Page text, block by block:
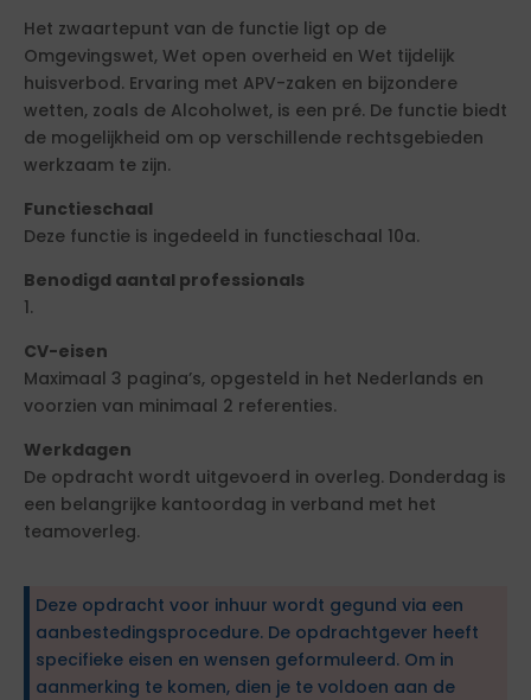
Het zwaartepunt van de functie ligt op de
Omgevingswet, Wet open overheid en Wet tijdelijk
huisverbod. Ervaring met APV-zaken en bijzondere
wetten, zoals de Alcoholwet, is een pré. De functie biedt
de mogelijkheid om op verschillende rechtsgebieden
werkzaam te zijn.
Functieschaal
Deze functie is ingedeeld in functieschaal 10a.
Benodigd aantal professionals
1.
CV-eisen
Maximaal 3 pagina’s, opgesteld in het Nederlands en
voorzien van minimaal 2 referenties.
Werkdagen
De opdracht wordt uitgevoerd in overleg. Donderdag is
een belangrijke kantoordag in verband met het
teamoverleg.
Deze opdracht voor inhuur wordt gegund via een
aanbestedingsprocedure. De opdrachtgever heeft
specifieke eisen en wensen geformuleerd. Om in
aanmerking te komen, dien je te voldoen aan de